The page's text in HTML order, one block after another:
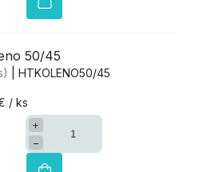
50/45
| HTKOLENO50/45
/ ks
+
−